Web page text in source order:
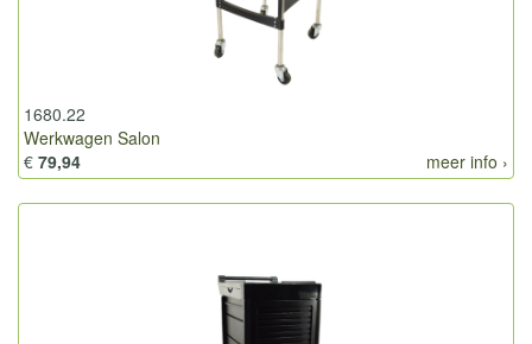
1680.22
Werkwagen Salon
meer info ›
€ 79,94